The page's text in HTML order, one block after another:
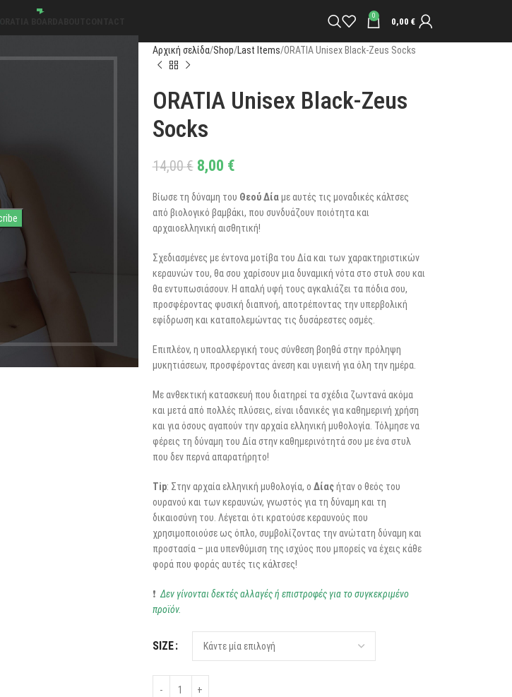
0
0,00 €
Αρχική σελίδα Shop Last Items ORATIA Unisex Black-Zeus Socks
ORATIA Unisex Black-Zeus
Socks
14,00€ 8,00 €
Βίωσε τη δύναμη του Θεού Δίαμε αυτές τις μοναδικές κάλτσες
από βιολογικό βαμβάκι, που συνδυάζουν ποιότητα και
αρχαιοελληνική αισθητική!
Σχεδιασμένες με έντονα μοτίβα του Δία και των χαρακτηριστικών
κεραυνών του, θα σου χαρίσουν μια δυναμική νότα στο στυλ σου και
θα εντυπωσιάσουν. Η απαλή υφή τους αγκαλιάζει τα πόδια σου,
προσφέροντας φυσική διαπνοή, αποτρέποντας την υπερβολική
εφίδρωση και καταπολεμώντας τις δυσάρεστες οσμές.
Επιπλέον, η υποαλλεργική τους σύνθεση βοηθά στην πρόληψη
μυκητιάσεων, προσφέροντας άνεση και υγιεινή για όλη την ημέρα.
Με ανθεκτική κατασκευή που διατηρεί τα σχέδια ζωντανά ακόμα
και μετά από πολλές πλύσεις, είναι ιδανικές για καθημερινή χρήση
και για όσους αγαπούν την αρχαία ελληνική μυθολογία. Τόλμησε να
φέρεις τη δύναμη του Δία στην καθημερινότητά σου με ένα στυλ
που δεν περνά απαρατήρητο!
Tip: Στην αρχαία ελληνική μυθολογία, ο Δίαςήταν ο θεός του
ουρανού και των κεραυνών, γνωστός για τη δύναμη και τη
δικαιοσύνη του. Λέγεται ότι κρατούσε κεραυνούς που
χρησιμοποιούσε ως όπλο, συμβολίζοντας την ανώτατη δύναμη και
προστασία – μια υπενθύμιση της ισχύος που μπορείς να έχεις κάθε
φορά που φοράς αυτές τις κάλτσες!
❗ Δεν γίνονται δεκτές αλλαγές ή επιστροφές για το συγκεκριμένο
προϊόν.
SIZE